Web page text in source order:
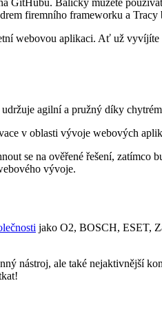
firemního frameworku a
webovou aplikaci. Ať už
agilní a pružný díky
v oblasti vývoje webových
se na ověřené řešení,
vývoje.
jako O2, BOSCH, ESET,
nástroj, ale také nejaktivnější